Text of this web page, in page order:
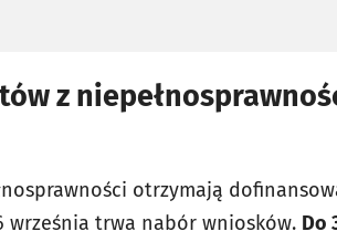
z
otrzymają
września trwa nabór wniosków. Do